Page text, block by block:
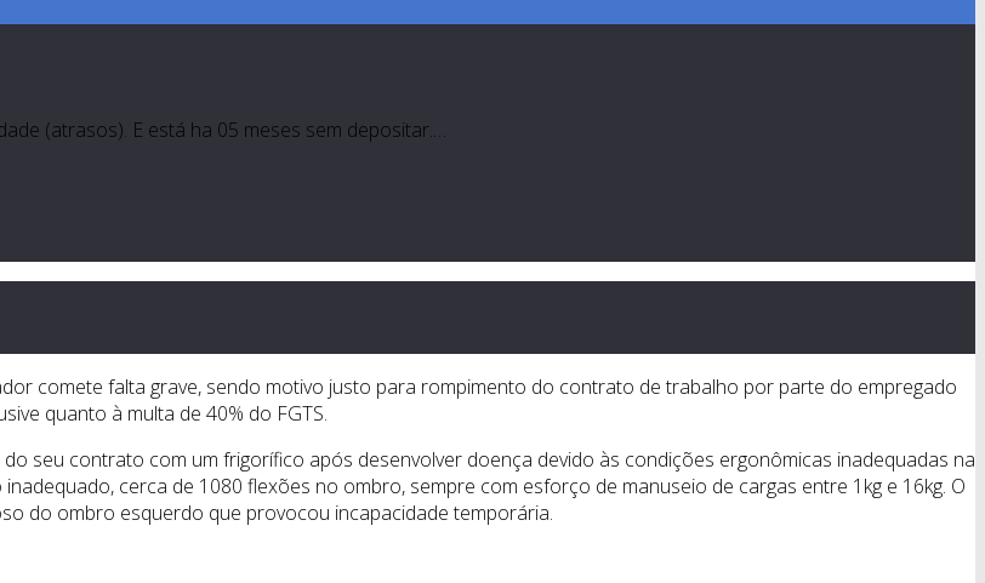
(atrasos). E está ha 05 meses sem depositar.…
comete falta grave, sendo motivo justo para rompimento do contrato de trabalho por parte do empregado
quanto à multa de 40% do FGTS.
seu contrato com um frigorífico após desenvolver doença devido às condições ergonômicas inadequadas na
cerca de 1080 flexões no ombro, sempre com esforço de manuseio de cargas entre 1kg e 16kg. O
do ombro esquerdo que provocou incapacidade temporária.